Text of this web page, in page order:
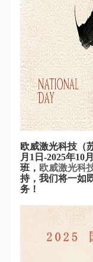
欧威激光科技（
月1日-2025年10
班， 欧威激光科
持，我们将一如
务！